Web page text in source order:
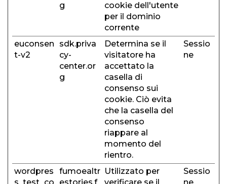
g
cookie dell'utente
per il dominio
corrente
euconsen
t-v2
sdk.priva
cy-
center.or
g
Determina se il
visitatore ha
accettato la
casella di
consenso sui
cookie. Ciò evita
che la casella del
consenso
riappare al
momento del
rientro.
Sessio
ne
wordpres
fumoealtr Utilizzato per
Sessio